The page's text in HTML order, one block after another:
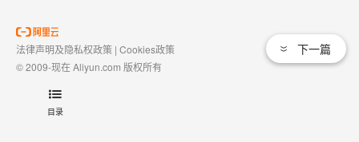
目录
下一篇
法律声明及隐私权政策 | Cookies政策
© 2009-现在 Aliyun.com 版权所有
域名注册服务机构许可：